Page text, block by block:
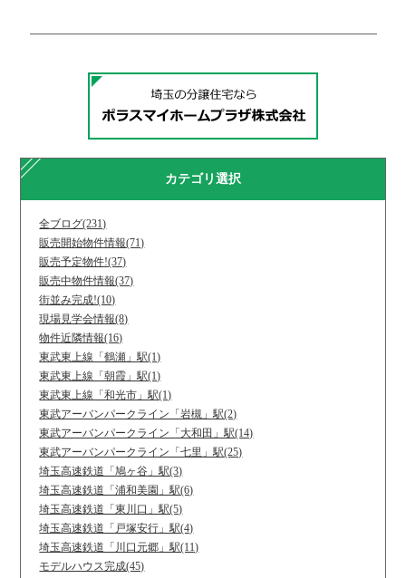
カテゴリ選択
全ブログ(231)
販売開始物件情報(71)
販売予定物件!(37)
販売中物件情報(37)
街並み完成!(10)
現場見学会情報(8)
物件近隣情報(16)
東武東上線「鶴瀬」駅(1)
東武東上線「朝霞」駅(1)
東武東上線「和光市」駅(1)
東武アーバンパークライン「岩槻」駅(2)
東武アーバンパークライン「大和田」駅(14)
東武アーバンパークライン「七里」駅(25)
埼玉高速鉄道「鳩ヶ谷」駅(3)
埼玉高速鉄道「浦和美園」駅(6)
埼玉高速鉄道「東川口」駅(5)
埼玉高速鉄道「戸塚安行」駅(4)
埼玉高速鉄道「川口元郷」駅(11)
モデルハウス完成(45)